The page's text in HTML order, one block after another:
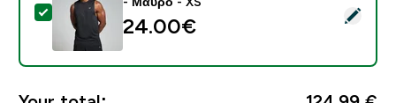
Select this product - Ανδρικό Tank Top Προπόνησης
24.00€‎